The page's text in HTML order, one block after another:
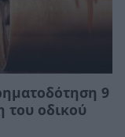
9
του οδικού